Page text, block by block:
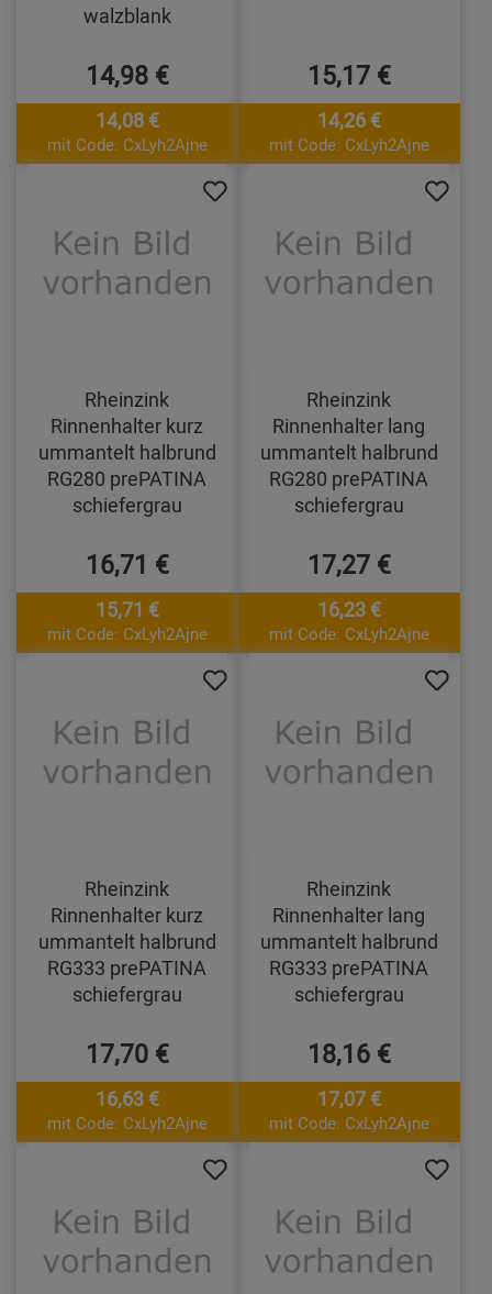
walzblank
14,98 €
14,08 €
mit Code: CxLyh2Ajne
15,17 €
14,26 €
mit Code: CxLyh2Ajne
Rheinzink
Rinnenhalter kurz
ummantelt halbrund
RG280 prePATINA
schiefergrau
16,71 €
15,71 €
mit Code: CxLyh2Ajne
Rheinzink
Rinnenhalter lang
ummantelt halbrund
RG280 prePATINA
schiefergrau
17,27 €
16,23 €
mit Code: CxLyh2Ajne
Rheinzink
Rinnenhalter kurz
ummantelt halbrund
RG333 prePATINA
schiefergrau
17,70 €
16,63 €
mit Code: CxLyh2Ajne
Rheinzink
Rinnenhalter lang
ummantelt halbrund
RG333 prePATINA
schiefergrau
18,16 €
17,07 €
mit Code: CxLyh2Ajne